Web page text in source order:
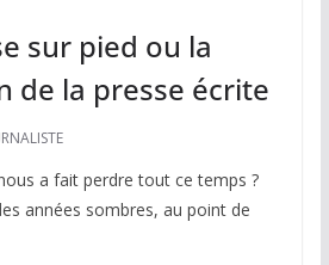
sur pied ou la
de la presse écrite
a fait perdre tout ce temps ?
années sombres, au point de